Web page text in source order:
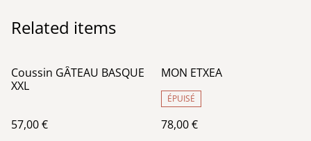
Related items
Coussin GÂTEAU BASQUE
XXL
57,00 €
MON ETXEA
ÉPUISÉ
78,00 €